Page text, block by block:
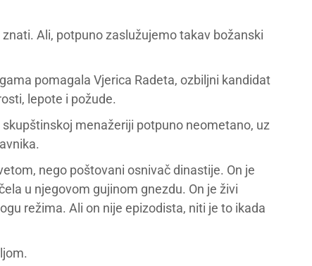
Ali, potpuno zaslužujemo takav božanski
pomagala Vjerica Radeta, ozbiljni kandidat
lepote i požude.
menažeriji potpuno neometano, uz
nego poštovani osnivač dinastije. On je
u njegovom gujinom gnezdu. On je živi
režima. Ali on nije epizodista, niti je to ikada